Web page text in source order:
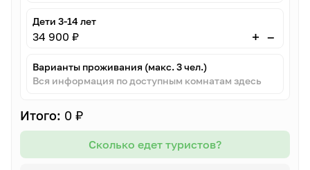
Дети 3-14 лет
34 900 ₽ + –
Варианты проживания (макс. 3 чел.)
Вся информация по доступным комнатам здесь
Итого: 0 ₽
Сколько едет туристов?